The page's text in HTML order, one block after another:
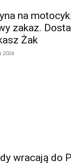
na
zakaz.
Żak
2026
wracają do